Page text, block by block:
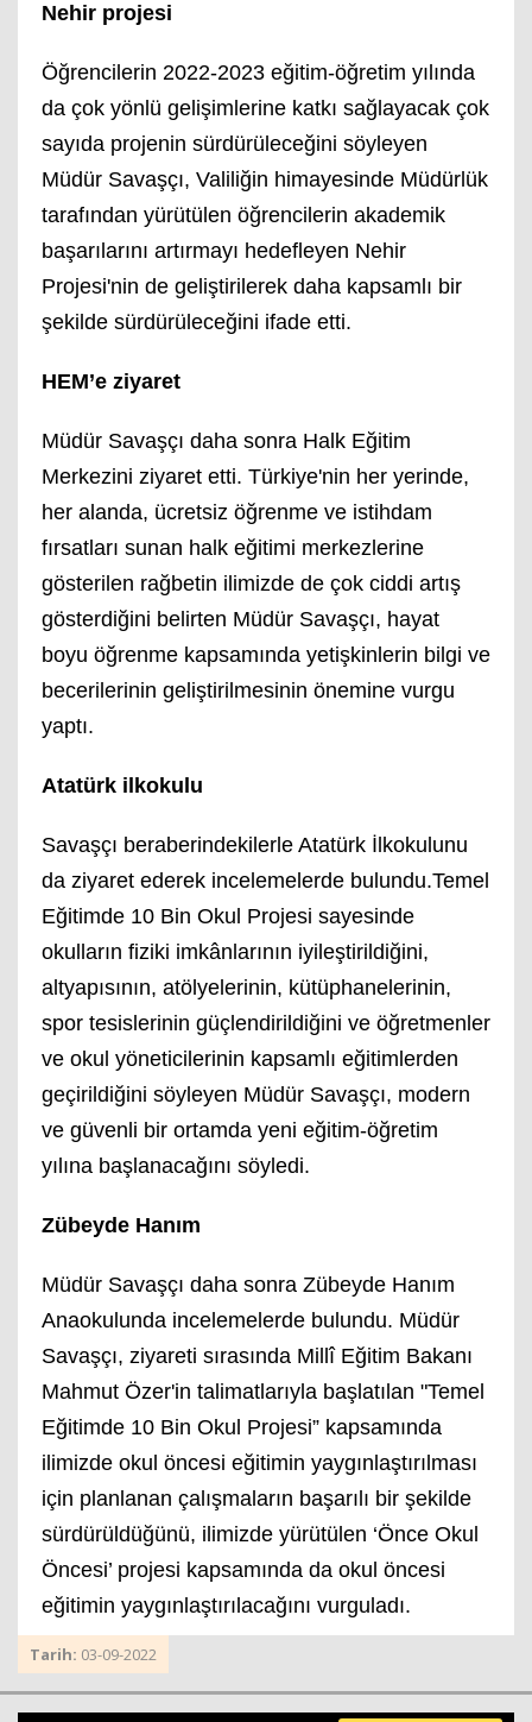
Nehir projesi
Öğrencilerin 2022-2023 eğitim-öğretim yılında
da çok yönlü gelişimlerine katkı sağlayacak çok
sayıda projenin sürdürüleceğini söyleyen
Müdür Savaşçı, Valiliğin himayesinde Müdürlük
tarafından yürütülen öğrencilerin akademik
başarılarını artırmayı hedefleyen Nehir
Projesi'nin de geliştirilerek daha kapsamlı bir
şekilde sürdürüleceğini ifade etti.
HEM’e ziyaret
Müdür Savaşçı daha sonra Halk Eğitim
Merkezini ziyaret etti. Türkiye'nin her yerinde,
her alanda, ücretsiz öğrenme ve istihdam
fırsatları sunan halk eğitimi merkezlerine
gösterilen rağbetin ilimizde de çok ciddi artış
gösterdiğini belirten Müdür Savaşçı, hayat
boyu öğrenme kapsamında yetişkinlerin bilgi ve
becerilerinin geliştirilmesinin önemine vurgu
yaptı.
Atatürk ilkokulu
Savaşçı beraberindekilerle Atatürk İlkokulunu
da ziyaret ederek incelemelerde bulundu.Temel
Eğitimde 10 Bin Okul Projesi sayesinde
okulların fiziki imkânlarının iyileştirildiğini,
altyapısının, atölyelerinin, kütüphanelerinin,
spor tesislerinin güçlendirildiğini ve öğretmenler
ve okul yöneticilerinin kapsamlı eğitimlerden
geçirildiğini söyleyen Müdür Savaşçı, modern
ve güvenli bir ortamda yeni eğitim-öğretim
yılına başlanacağını söyledi.
Zübeyde Hanım
Müdür Savaşçı daha sonra Zübeyde Hanım
Anaokulunda incelemelerde bulundu. Müdür
Savaşçı, ziyareti sırasında Millî Eğitim Bakanı
Mahmut Özer'in talimatlarıyla başlatılan "Temel
Eğitimde 10 Bin Okul Projesi” kapsamında
ilimizde okul öncesi eğitimin yaygınlaştırılması
için planlanan çalışmaların başarılı bir şekilde
sürdürüldüğünü, ilimizde yürütülen ‘Önce Okul
Öncesi’ projesi kapsamında da okul öncesi
eğitimin yaygınlaştırılacağını vurguladı.
Tarih: 03-09-2022